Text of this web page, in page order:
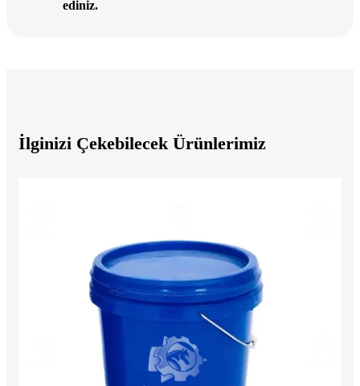
ediniz.
İlginizi Çekebilecek Ürünlerimiz